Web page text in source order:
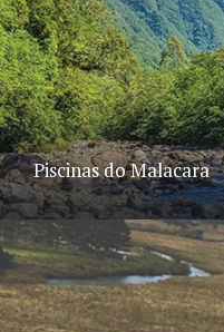
Piscinas do Malacara